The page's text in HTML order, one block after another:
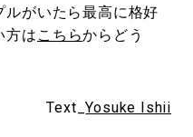
がいたら最高に格好
方は こちらからどう
Text_Yosuke Ishii